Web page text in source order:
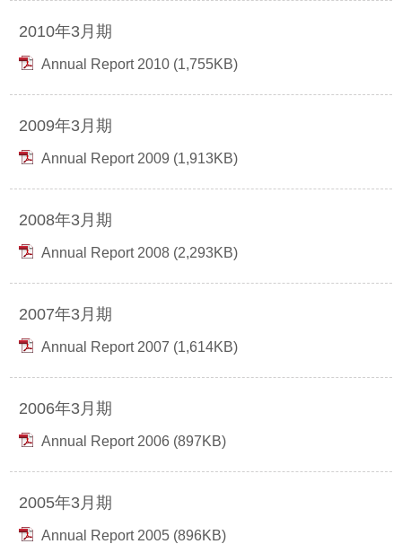
2010年3月期
Annual Report 2010 (1,755KB)
2009年3月期
Annual Report 2009 (1,913KB)
2008年3月期
Annual Report 2008 (2,293KB)
2007年3月期
Annual Report 2007 (1,614KB)
2006年3月期
Annual Report 2006 (897KB)
2005年3月期
Annual Report 2005 (896KB)